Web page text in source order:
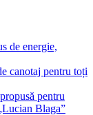
de energie,
canotaj pentru toți
pentru
Blaga”